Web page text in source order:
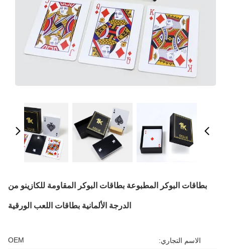
بطاقات البوكر المطبوعة بطاقات البوكر المقاومة للكازينو من
الدرجة الألمانية بطاقات اللعب الورقية
الاسم التجاري: OEM